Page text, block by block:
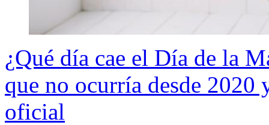
¿Qué día cae el Día de la
que no ocurría desde 2020
oficial